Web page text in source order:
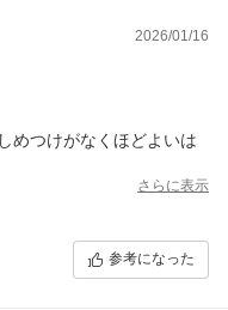
2026/01/16
めつけがなくほどよいは
さらに表示
参考になった